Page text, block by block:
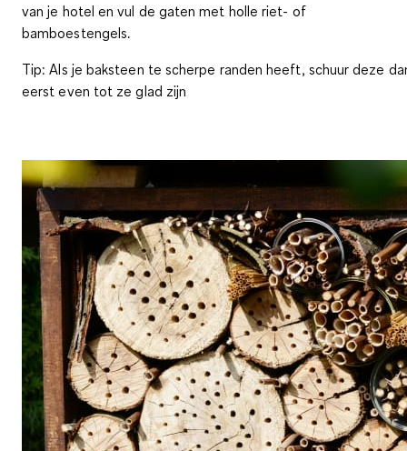
van je hotel en vul de gaten met holle riet- of
bamboestengels.
Tip: Als je baksteen te scherpe randen heeft, schuur deze
eerst even tot ze glad zijn